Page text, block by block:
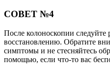
СОВЕТ №4
После колоноскопии следуйте
восстановлению. Обратите
симптомы и не стесняйтесь
помощью, если что-то вас